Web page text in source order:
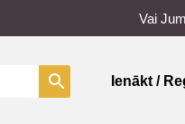
Vai
Ienākt /